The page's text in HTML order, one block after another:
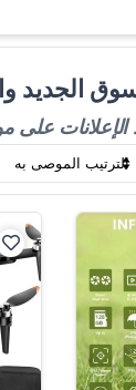
الجديد
على